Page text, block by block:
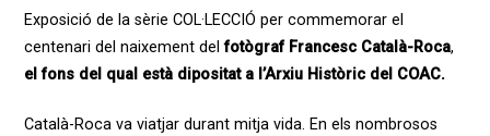
Exposició de la sèrie COL·LECCIÓ per commemorar el
centenari del naixement delfotògraf Francesc Català-Roca,
el fons del qual està dipositat a l’Arxiu Històric del COAC.
Català-Roca va viatjar durant mitja vida. En els nombrosos